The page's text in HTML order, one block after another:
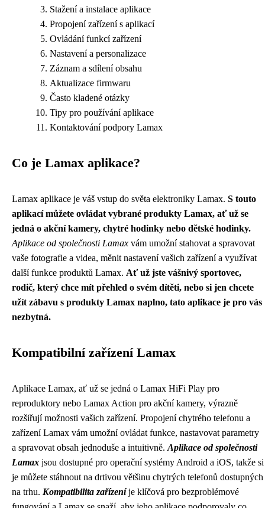
Stažení a instalace aplikace
Propojení zařízení s aplikací
Ovládání funkcí zařízení
Nastavení a personalizace
Záznam a sdílení obsahu
Aktualizace firmwaru
Často kladené otázky
Tipy pro používání aplikace
Kontaktování podpory Lamax
Co je Lamax aplikace?
Lamax aplikace je váš vstup do světa elektroniky Lamax. S touto
aplikací můžete ovládat vybrané produkty Lamax, ať už se
jedná o akční kamery, chytré hodinky nebo dětské hodinky.
Aplikace od společnosti Lamax vám umožní stahovat a spravovat
vaše fotografie a videa, měnit nastavení vašich zařízení a využívat
další funkce produktů Lamax. Ať už jste vášnivý sportovec,
rodič, který chce mít přehled o svém dítěti, nebo si jen chcete
užít zábavu s produkty Lamax naplno, tato aplikace je pro vás
nezbytná.
Kompatibilní zařízení Lamax
Aplikace Lamax, ať už se jedná o Lamax HiFi Play pro
reproduktory nebo Lamax Action pro akční kamery, výrazně
rozšiřují možnosti vašich zařízení. Propojení chytrého telefonu a
zařízení Lamax vám umožní ovládat funkce, nastavovat parametry
a spravovat obsah jednoduše a intuitivně. Aplikace od společnosti
Lamax jsou dostupné pro operační systémy Android a iOS, takže si
je můžete stáhnout na drtivou většinu chytrých telefonů dostupných
na trhu. Kompatibilita zařízeníje klíčová pro bezproblémové